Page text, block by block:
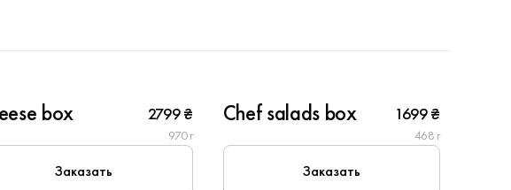
box 2799 ₴
970 г
Заказать
Chef salads box 1699 ₴
468 г
Заказать